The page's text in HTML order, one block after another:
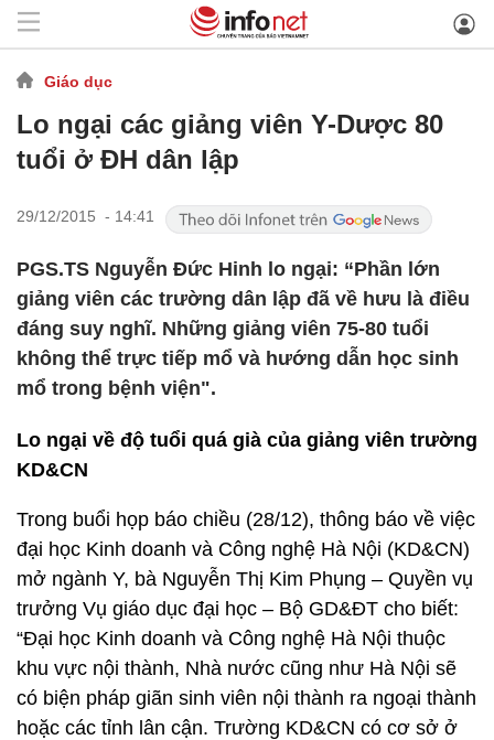
Giáo dục
Lo ngại các giảng viên Y-Dược 80
tuổi ở ĐH dân lập
29/12/2015 - 14:41
PGS.TS Nguyễn Đức Hinh lo ngại: “Phần lớn
giảng viên các trường dân lập đã về hưu là điều
đáng suy nghĩ. Những giảng viên 75-80 tuổi
không thể trực tiếp mổ và hướng dẫn học sinh
mổ trong bệnh viện".
Lo ngại về độ tuổi quá già của giảng viên trường
KD&CN
Trong buổi họp báo chiều (28/12), thông báo về việc
đại học Kinh doanh và Công nghệ Hà Nội (KD&CN)
mở ngành Y, bà Nguyễn Thị Kim Phụng – Quyền vụ
trưởng Vụ giáo dục đại học – Bộ GD&ĐT cho biết:
“Đại học Kinh doanh và Công nghệ Hà Nội thuộc
khu vực nội thành, Nhà nước cũng như Hà Nội sẽ
có biện pháp giãn sinh viên nội thành ra ngoại thành
hoặc các tỉnh lân cận. Trường KD&CN có cơ sở ở